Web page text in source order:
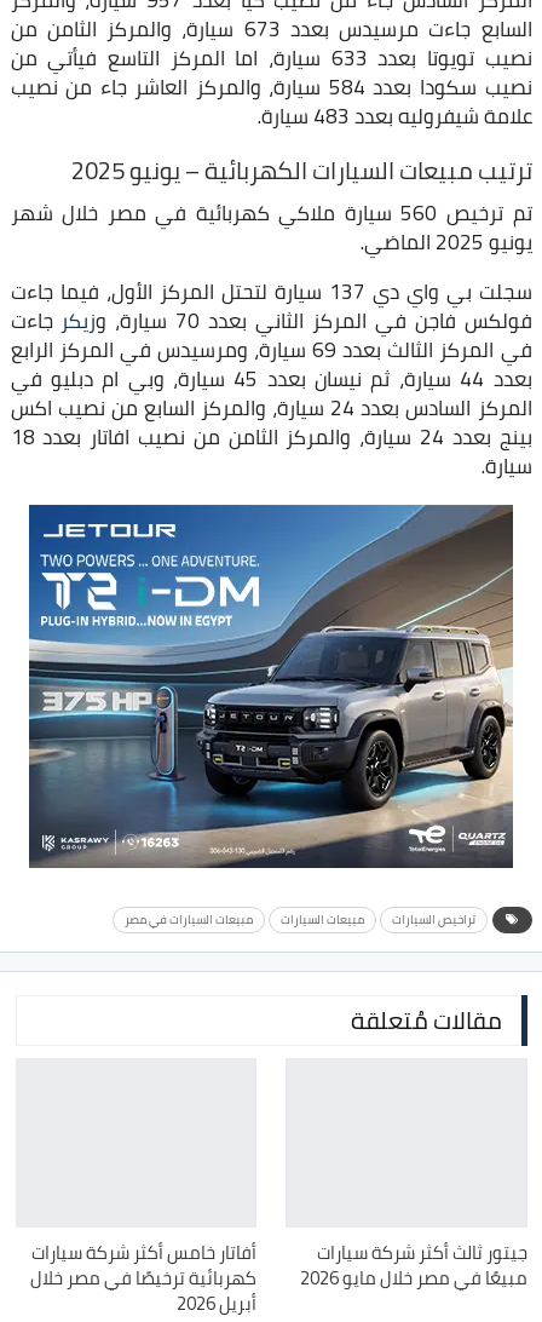
السابع جاءت مرسيدس بعدد 673 سيارة، والمركز الثامن من
نصيب تويوتا بعدد 633 سيارة، اما المركز التاسع فيأتي من
نصيب سكودا بعدد 584 سيارة، والمركز العاشر جاء من نصيب
علامة شيفروليه بعدد 483 سيارة.
ترتيب مبيعات السيارات الكهربائية – يونيو 2025
تم ترخيص 560 سيارة ملاكي كهربائية في مصر خلال شهر
يونيو 2025 الماضي.
سجلت بي واي دي 137 سيارة لتحتل المركز الأول، فيما جاءت
فولكس فاجن في المركز الثاني بعدد 70 سيارة، و زيكر جاءت
في المركز الثالث بعدد 69 سيارة، ومرسيدس في المركز الرابع
بعدد 44 سيارة، ثم نيسان بعدد 45 سيارة، وبي ام دبليو في
المركز السادس بعدد 24 سيارة، والمركز السابع من نصيب اكس
بينج بعدد 24 سيارة، والمركز الثامن من نصيب افاتار بعدد 18
سيارة.
تراخيص السيارات مبيعات السيارات مبيعات السيارات في مصر
مقالات مُتعلقة
جيتور ثالث أكثر شركة سيارات
مبيعًا في مصر خلال مايو 2026
أفاتار خامس أكثر شركة سيارات
كهربائية ترخيصًا في مصر خلال
أبريل 2026